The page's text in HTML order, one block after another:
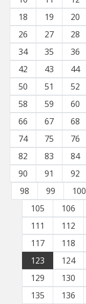
18
19 20
26
27 28
34
35 36
42
43 44
50
51 52
58
59 60
66
67 68
74
75 76
82
83 84
90
91 92
98
99 100
105
106
111
112
117
118
123
124
129
130
135
136